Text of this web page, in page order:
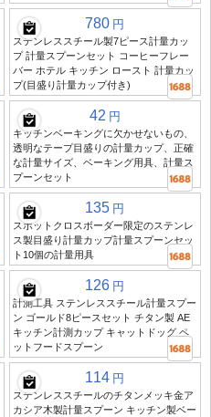
780 円
ステンレススチール製7ピース計量カッ
プ 計量スプーンセット コーヒーフレー
バー ホテル キッチン ロースト 計量カッ
プ(目盛り計量カップ付き)
42 円
キッチンベーキングに欠かせないもの、
透明なテープ目盛りの計量カップ、正確
な計量サイズ、ベーキング用具、計量ス
プーンセット
135 円
スポットクロスボーダー限定のステンレ
ス製目盛り計量カップ計量スプーンセッ
ト10個の計量用具
126 円
計測工具 ステンレススチール計量スプー
ン ゴールド8ピースセット チタン製 AE
キッチン計測カップ キャットドッグ ペ
ットフードスプーン
114 円
ステンレススチールのチタンメッキ金ア
カシア木製計量スプーン キッチン製ベー